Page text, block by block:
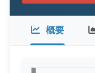
概要